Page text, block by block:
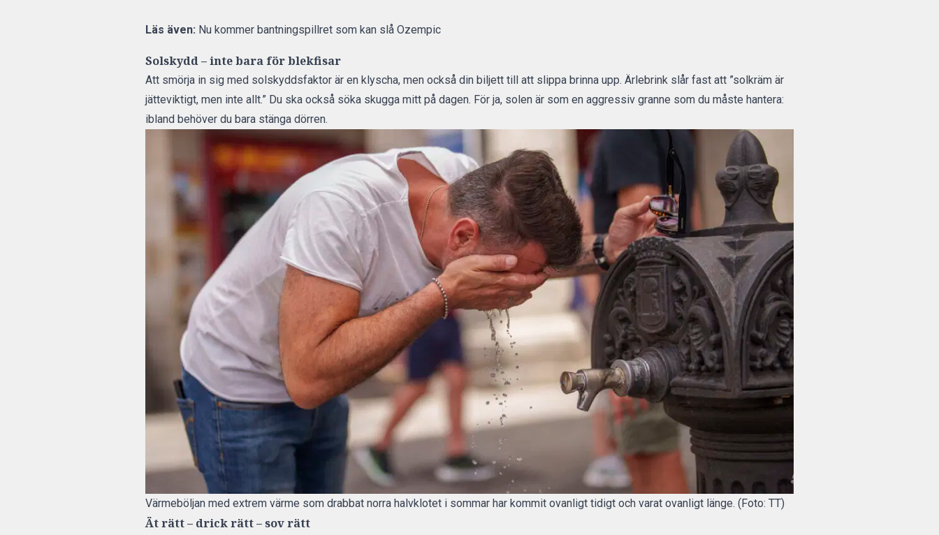
Läs även: Nu kommer bantningspillret som kan slå Ozempic
Solskydd – inte bara för blekfisar
Att smörja in sig med solskyddsfaktor är en klyscha, men också din biljett till att slippa brinna upp. Ärlebrink slår fast att ”solkräm är
jätteviktigt, men inte allt.” Du ska också söka skugga mitt på dagen. För ja, solen är som en aggressiv granne som du måste hantera:
ibland behöver du bara stänga dörren.
Värmeböljan med extrem värme som drabbat norra halvklotet i sommar har kommit ovanligt tidigt och varat ovanligt länge. (Foto: TT)
Ät rätt – drick rätt – sov rätt